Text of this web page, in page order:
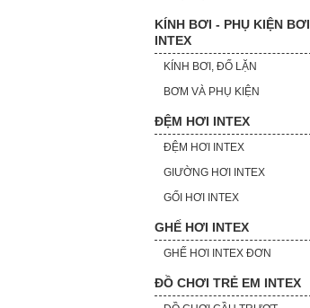
KÍNH BƠI - PHỤ KIỆN BƠI
INTEX
KÍNH BƠI, ĐỐ LẶN
BƠM VÀ PHỤ KIỆN
ĐỆM HƠI INTEX
ĐỆM HƠI INTEX
GIƯỜNG HƠI INTEX
GỐI HƠI INTEX
GHẾ HƠI INTEX
GHẾ HƠI INTEX ĐƠN
ĐỒ CHƠI TRẺ EM INTEX